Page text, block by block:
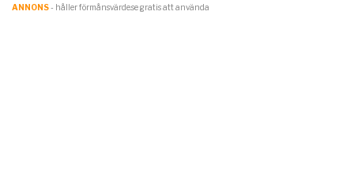
ANNONS- håller förmånsvärde.se gratis att använda